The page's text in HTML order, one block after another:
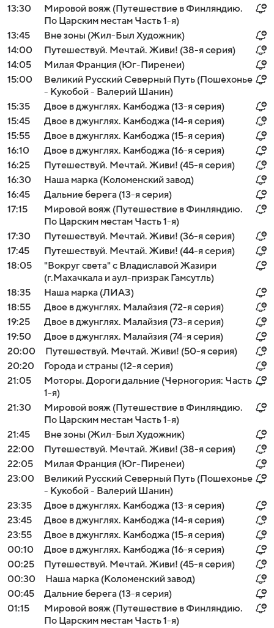
13:30
Мировой вояж (Путешествие в Финляндию.
По Царским местам Часть 1-я)
13:45
Вне зоны (Жил-Был Художник)
14:00
Путешествуй. Мечтай. Живи! (38-я серия)
14:05
Милая Франция (Юг-Пиренеи)
15:00
Великий Русский Северный Путь (Пошехонье
- Кукобой - Валерий Шанин)
15:35
Двое в джунглях. Камбоджа (13-я серия)
15:45
Двое в джунглях. Камбоджа (14-я серия)
15:55
Двое в джунглях. Камбоджа (15-я серия)
16:10
Двое в джунглях. Камбоджа (16-я серия)
16:25
Путешествуй. Мечтай. Живи! (45-я серия)
16:30
Наша марка (Коломенский завод)
16:45
Дальние берега (13-я серия)
17:15
Мировой вояж (Путешествие в Финляндию.
По Царским местам Часть 1-я)
17:30
Путешествуй. Мечтай. Живи! (36-я серия)
17:45
Путешествуй. Мечтай. Живи! (44-я серия)
18:05
"Вокруг света" с Владиславой Жазири
(г.Махачкала и аул-призрак Гамсутль)
18:35
Наша марка (ЛИАЗ)
18:55
Двое в джунглях. Малайзия (72-я серия)
19:25
Двое в джунглях. Малайзия (73-я серия)
19:50
Двое в джунглях. Малайзия (74-я серия)
20:00
Путешествуй. Мечтай. Живи! (50-я серия)
20:20
Города и страны (12-я серия)
21:05
Моторы. Дороги дальние (Черногория: Часть
1-я)
21:30
Мировой вояж (Путешествие в Финляндию.
По Царским местам Часть 1-я)
21:45
Вне зоны (Жил-Был Художник)
22:00
Путешествуй. Мечтай. Живи! (38-я серия)
22:05
Милая Франция (Юг-Пиренеи)
23:00
Великий Русский Северный Путь (Пошехонье
- Кукобой - Валерий Шанин)
23:35
Двое в джунглях. Камбоджа (13-я серия)
23:45
Двое в джунглях. Камбоджа (14-я серия)
23:55
Двое в джунглях. Камбоджа (15-я серия)
00:10
Двое в джунглях. Камбоджа (16-я серия)
00:25
Путешествуй. Мечтай. Живи! (45-я серия)
00:30
Наша марка (Коломенский завод)
00:45
Дальние берега (13-я серия)
01:15
Мировой вояж (Путешествие в Финляндию.
По Царским местам Часть 1-я)